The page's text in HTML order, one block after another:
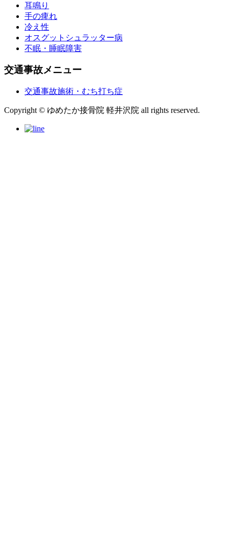
耳鳴り
手の痺れ
冷え性
オスグットシュラッター病
不眠・睡眠障害
交通事故メニュー
交通事故施術・むち打ち症
Copyright © ゆめたか接骨院 軽井沢院 all rights reserved.